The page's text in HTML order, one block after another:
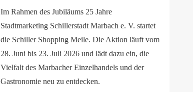
Im Rahmen des Jubiläums 25 Jahre
Stadtmarketing Schillerstadt Marbach e. V. startet
die Schiller Shopping Meile. Die Aktion läuft vom
28. Juni bis 23. Juli 2026 und lädt dazu ein, die
Vielfalt des Marbacher Einzelhandels und der
Gastronomie neu zu entdecken.